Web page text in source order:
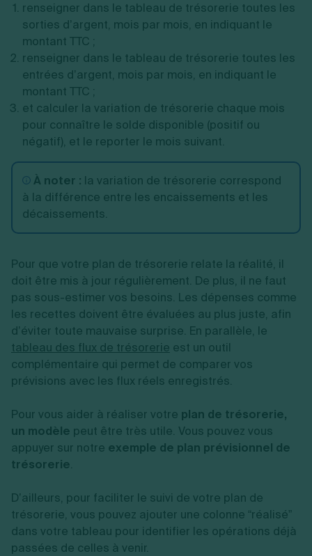
renseigner dans le tableau de trésorerie toutes les
sorties d’argent, mois par mois, en indiquant le
montant TTC ;
renseigner dans le tableau de trésorerie toutes les
entrées d’argent, mois par mois, en indiquant le
montant TTC ;
et calculer la variation de trésorerie chaque mois
pour connaître le solde disponible (positif ou
négatif), et le reporter le mois suivant.
À noter : la variation de trésorerie correspond
à la différence entre les encaissements et les
décaissements.
Pour que votre plan de trésorerie relate la réalité, il
doit être mis à jour régulièrement. De plus, il ne faut
pas sous-estimer vos besoins. Les dépenses comme
les recettes doivent être évaluées au plus juste, afin
d’éviter toute mauvaise surprise. En parallèle, le
tableau des flux de trésorerie est un outil
complémentaire qui permet de comparer vos
prévisions avec les flux réels enregistrés.
Pour vous aider à réaliser votre plan de trésorerie,
un modèle peut être très utile. Vous pouvez vous
appuyer sur notre exemple de plan prévisionnel de
trésorerie.
D’ailleurs, pour faciliter le suivi de votre plan de
trésorerie, vous pouvez ajouter une colonne “réalisé”
dans votre tableau pour identifier les opérations déjà
passées de celles à venir.